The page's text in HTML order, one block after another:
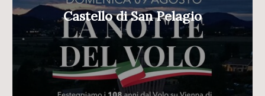
Castello di San Pelagio